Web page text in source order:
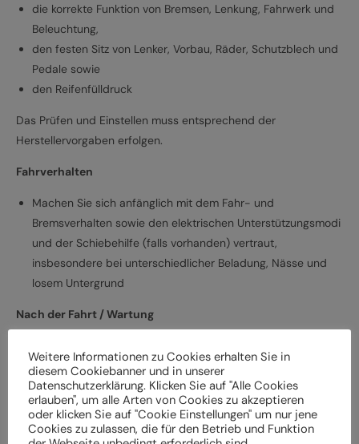
die korrekte Funktion von Bremsen, Lenkung, Fahrwerk und
Beleuchtung,
den festen Sitz von Lenker, Vorbau, Räder, Schutzblech und
Pedale sowie
den Reifenfülldruck
Das Prüfen und Einstellen muss entsprechend der
Herstellervorgaben erfolgen.
Fahrverhalten
Machen Sie sich anfänglich mit dem Fahr- und
Bremsverhalten sowie den elektrischen Unterstützungsmodi
und der Schiebehilfe (falls vorhanden) vertraut,
insbesondere bei unterschiedlicher Beladung, Nässe und
losem Untergrund
Nach der Fahrt / Wartung
Elektrofahrrad vor der weiteren Verwendung durch einen
Fachbetrieb überprüft werden
Lassen Sie das Elektrofahrrad entsprechend den
Herstellervorgaben regelmäßig von einem Fachbetrieb
Weitere Informationen zu Cookies erhalten Sie in
diesem Cookiebanner und in unserer
Datenschutzerklärung. Klicken Sie auf "Alle Cookies
erlauben", um alle Arten von Cookies zu akzeptieren
oder klicken Sie auf "Cookie Einstellungen" um nur jene
Cookies zu zulassen, die für den Betrieb und Funktion